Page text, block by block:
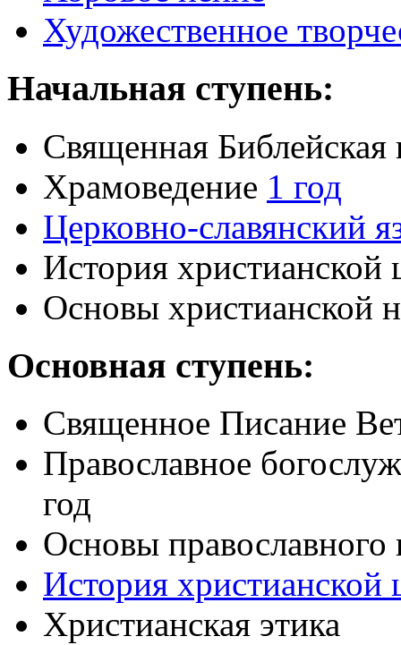
Художественное
Начальная ступень:
Священная Библейская
Храмоведение 1 год
Церковно-славянский
История христианской
Основы христианской
Основная ступень:
Священное Писание
Православное
год
Основы православного
История христианской
Христианская этика